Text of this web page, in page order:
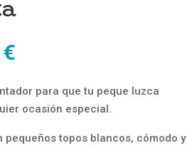
€
actual
es:
20,00 €.
para que tu peque luzca
ocasión especial.
pequeños topos blancos, cómodo y